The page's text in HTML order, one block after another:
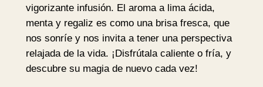
O
1
7
b
o
vigorizante infusión. El aroma a lima ácida,
menta y regaliz es como una brisa fresca, que
nos sonríe y nos invita a tener una perspectiva
relajada de la vida. ¡Disfrútala caliente o fría, y
descubre su magia de nuevo cada vez!